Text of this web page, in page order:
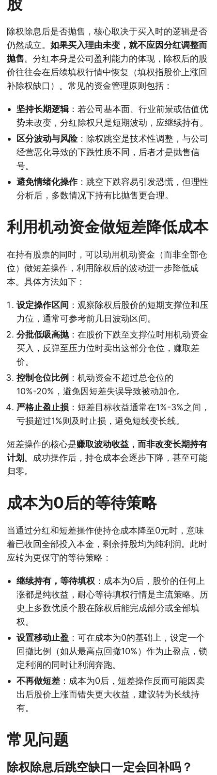
除权除息后是否抛售，核心取决于买入时的逻辑是否
仍然成立。 如果买入理由未变，就不应因分红调整而
抛售。分红本身是公司盈利能力的体现，除权后的股
价往往会在后续填权行情中恢复（填权指股价上涨回
补除权缺口）。常见的资金管理原则包括：
坚持长期逻辑：若公司基本面、行业前景或估值优
势未改变，分红除权只是短期波动，应继续持有。
区分波动与风险：除权跳空是技术性调整，与公司
经营恶化导致的下跌性质不同，后者才是抛售信
号。
避免情绪化操作：跳空下跌容易引发恐慌，但理性
分析后，多数情况下持有比抛售更合理。
利用机动资金做短差降低成本
在持有股票的同时，可以动用机动资金（而非全部仓
位）做短差操作，利用除权后的波动进一步降低成
本。具体方法如下：
设定操作区间 ：观察除权后股价的短期支撑位和压
力位，通常可参考前几日波动区间。
分批低吸高抛：在股价下跌至支撑位时用机动资金
买入，反弹至压力位时卖出这部分仓位，赚取差
价。
控制仓位比例 ：机动资金不超过总仓位的
10%-20%，避免因短差失误导致被动加仓。
严格止盈止损 ：短差目标收益通常在1%-3%之间，
亏损超过1%则及时止损，避免短线变长线。
短差操作的核心是赚取波动收益，而非改变长期持有
计划 。成功操作后，持仓成本会逐步下降，甚至可能
归零。
成本为0后的等待策略
当通过分红和短差操作使持仓成本降至0元时，意味
着已收回全部投入本金，剩余持股均为纯利润。此时
应转为更保守的等待策略：
继续持有，等待填权 ：成本为0后，股价的任何上
涨都是纯收益，耐心等待填权行情是主流策略。历
史上多数优质个股在除权后能完成部分或全部填
权。
设置移动止盈 ：可在成本为0的基础上，设定一个
回撤比例（如从最高点回撤10%）作为止盈点，锁
定利润的同时让利润奔跑。
不再做短差 ：成本为0后，短差操作反而可能因卖
出后股价上涨而错失更大收益，建议转为长线持
有。
常见问题
除权除息后跳空缺口一定会回补吗？